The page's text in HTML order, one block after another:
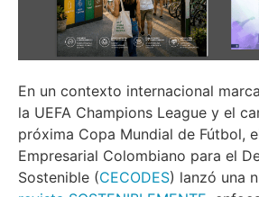
En un contexto internacional
la UEFA Champions League y el
próxima Copa Mundial de Fútbol,
Empresarial Colombiano para el
Sostenible (CECODES) lanzó una